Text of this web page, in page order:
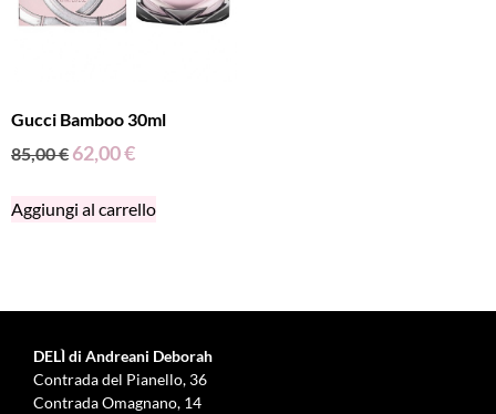
Gucci Bamboo 30ml
85,00€ 62,00€
Aggiungi al carrello
DELÌ di Andreani Deborah
Contrada del Pianello, 36
Contrada Omagnano, 14